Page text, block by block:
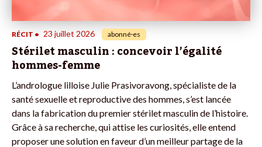
RÉCIT • 23 juillet 2026 abonné·es
Stérilet masculin : concevoir l’égalité
hommes-femme
L’andrologue lilloise Julie Prasivoravong, spécialiste de la
santé sexuelle et reproductive des hommes, s’est lancée
dans la fabrication du premier stérilet masculin de l’histoire.
Grâce à sa recherche, qui attise les curiosités, elle entend
proposer une solution en faveur d’un meilleur partage de la